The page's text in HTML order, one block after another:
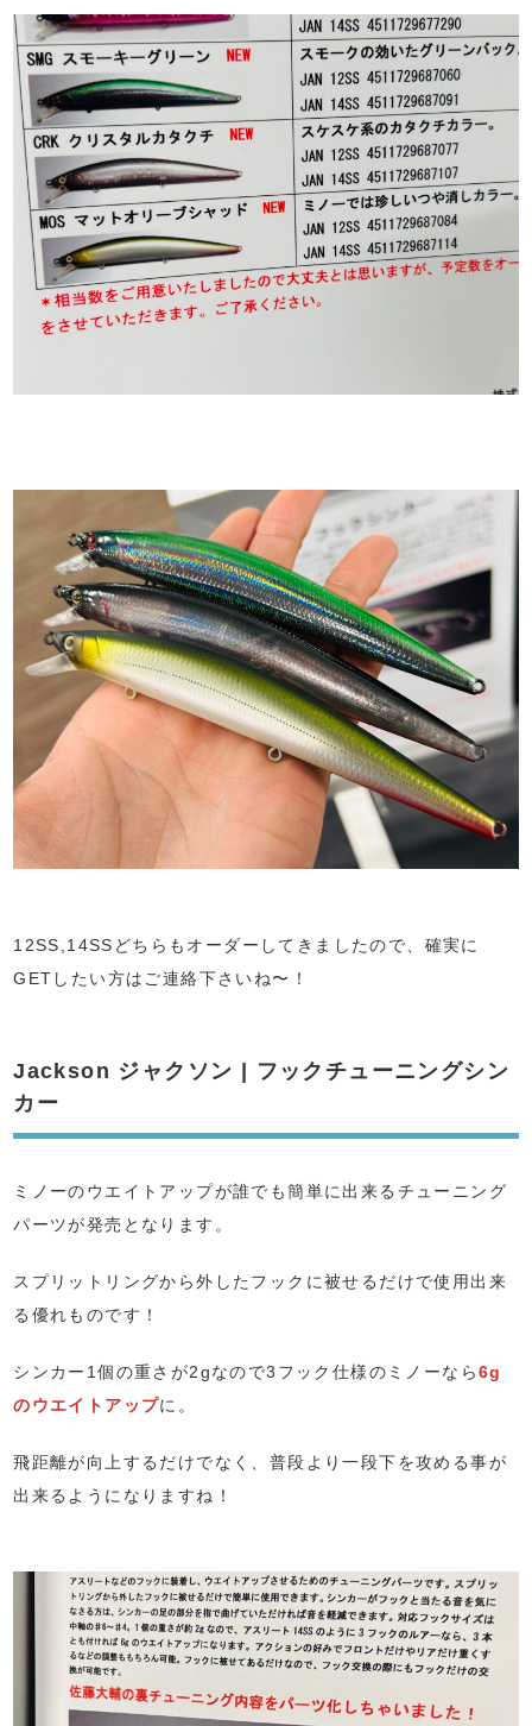
12SS,14SSどちらもオーダーしてきましたので、確実に
GETしたい方はご連絡下さいね〜！
Jackson ジャクソン | フックチューニングシン
カー
ミノーのウエイトアップが誰でも簡単に出来るチューニング
パーツが発売となります。
スプリットリングから外したフックに被せるだけで使用出来
る優れものです！
シンカー1個の重さが2gなので3フック仕様のミノーなら6g
のウエイトアップに。
飛距離が向上するだけでなく、普段より一段下を攻める事が
出来るようになりますね！